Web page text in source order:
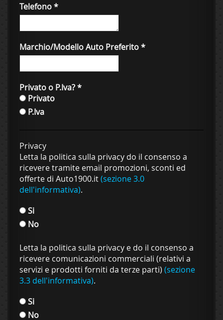
Telefono*
Marchio/Modello Auto Preferito*
Privato o P.Iva?*
Privato
P.Iva
Privacy
Letta la politica sulla privacy do il consenso a
ricevere tramite email promozioni, sconti ed
offerte di Auto1900.it(sezione 3.0
dell'informativa).
Si
No
Letta la politica sulla privacy e do il consenso a
ricevere comunicazioni commerciali (relativi a
servizi e prodotti forniti da terze parti) (sezione
3.3 dell'informativa).
Si
No